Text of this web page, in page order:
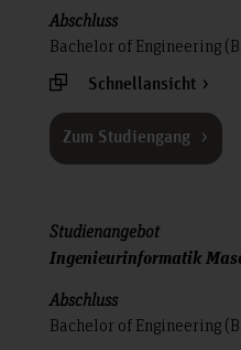
Bachelor of Engineering
Schnellansicht
Zum Studiengang
Ingenieurinformatik
Bachelor of Engineering